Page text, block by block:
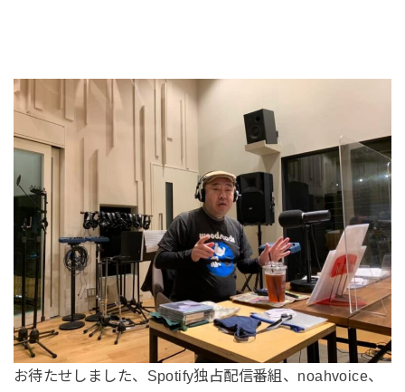
お待たせしました、Spotify独占配信番組、noahvoice、